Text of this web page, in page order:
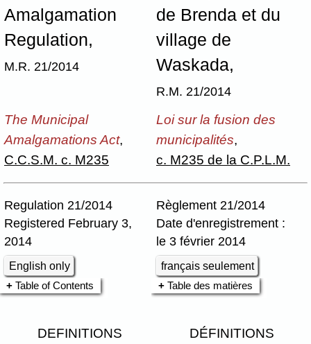
Amalgamation
Regulation,
M.R. 21/2014
de Brenda et du
village de
Waskada,
R.M. 21/2014
The Municipal
Amalgamations Act,
C.C.S.M. c. M235
Loi sur la fusion des
municipalités,
c. M235 de la C.P.L.M.
Regulation 21/2014
Registered February 3,
2014
English only
Règlement 21/2014
Date d'enregistrement :
le 3 février 2014
français seulement
Table of Contents
Table des matières
DEFINITIONS DÉFINITIONS